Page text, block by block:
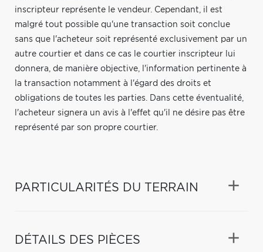
inscripteur représente le vendeur. Cependant, il est
malgré tout possible qu'une transaction soit conclue
sans que l'acheteur soit représenté exclusivement par un
autre courtier et dans ce cas le courtier inscripteur lui
donnera, de manière objective, l'information pertinente à
la transaction notamment à l'égard des droits et
obligations de toutes les parties. Dans cette éventualité,
l'acheteur signera un avis à l'effet qu'il ne désire pas être
représenté par son propre courtier.
PARTICULARITÉS DU TERRAIN
DÉTAILS DES PIÈCES